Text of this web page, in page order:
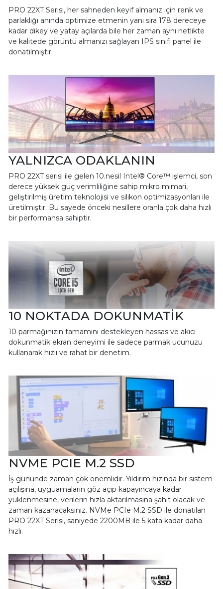
PRO 22XT Serisi, her sahneden keyif almanız için renk ve
parlaklığı anında optimize etmenin yanı sıra 178 dereceye
kadar dikey ve yatay açılarda bile her zaman aynı netlikte
ve kalitede görüntü almanızı sağlayan IPS sınıfı panel ile
donatılmıştır.
YALNIZCA ODAKLANIN
PRO 22XT serisi ile gelen 10.nesil Intel® Core™ işlemci, son
derece yüksek güç verimliliğine sahip mikro mimari,
geliştirilmiş üretim teknolojisi ve silikon optimizasyonları ile
üretilmiştir. Bu sayede önceki nesillere oranla çok daha hızlı
bir performansa sahiptir.
10 NOKTADA DOKUNMATİK
10 parmağınızın tamamını destekleyen hassas ve akıcı
dokunmatik ekran deneyimi ile sadece parmak ucunuzu
kullanarak hızlı ve rahat bir denetim.
NVME PCIE M.2 SSD
İş gününde zaman çok önemlidir. Yıldırım hızında bir sistem
açılışına, uyguamaların göz açıp kapayıncaya kadar
yüklenmesine, verilerin hızla aktarılmasına şahit olacak ve
zaman kazanacaksınız. NVMe PCIe M.2 SSD ile donatılan
PRO 22XT Serisi, saniyede 2200MB ile 5 kata kadar daha
hızlı.